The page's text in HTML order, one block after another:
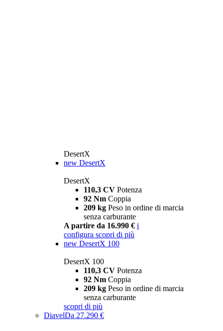
DesertX
new DesertX
DesertX
110,3 CV Potenza
92 Nm Coppia
209 kg Peso in ordine di marcia
senza carburante
A partire da 16.990 € i
configura scopri di più
new DesertX 100
DesertX 100
110,3 CV Potenza
92 Nm Coppia
209 kg Peso in ordine di marcia
senza carburante
scopri di più
DiavelDa 27.290 €